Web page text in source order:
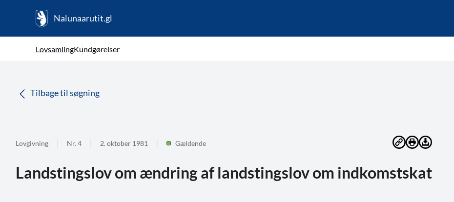
Nalunaarutit.gl
LovsamlingKundgørelser
Tilbage til søgning
Lovgivning Nr. 4 2. oktober 1981 Gældende
Landstingslov om ændring af landstingslov om indkomstskat